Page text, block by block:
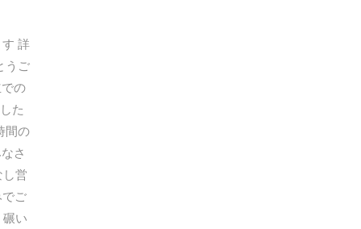
す 詳
うご
の
た
間の
さ
営
ご
い